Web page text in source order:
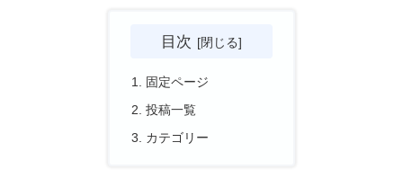
目次
固定ページ
投稿一覧
カテゴリー